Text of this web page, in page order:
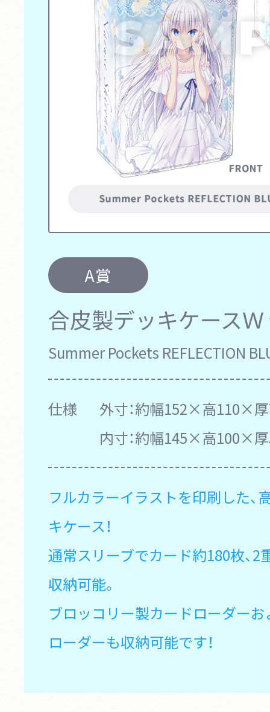
A賞
合皮製デッキケースＷ
Summer Pockets REFLECTION
仕様
外寸：約幅152×高110×
内寸：約幅145×高100×
フルカラーイラストを印刷した、
キケース！
通常スリーブでカード約180枚、2
収納可能。
ブロッコリー製カードローダー
ローダーも収納可能です！